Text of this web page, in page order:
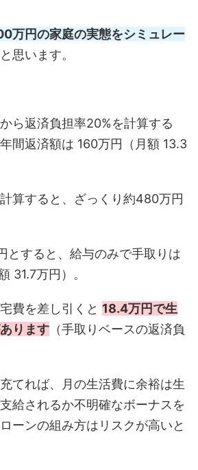
万円の家庭の実態をシミュレー
思います。
ら返済負担率20%を計算する
間返済額は 160万円（月額 13.3
算すると、ざっくり約480万円
とすると、給与のみで手取りは
31.7万円）。
費を差し引くと 18.4万円で生
ります （手取りベースの返済負
てれば、月の生活費に余裕は生
給されるか不明確なボーナスを
ーンの組み方はリスクが高いと